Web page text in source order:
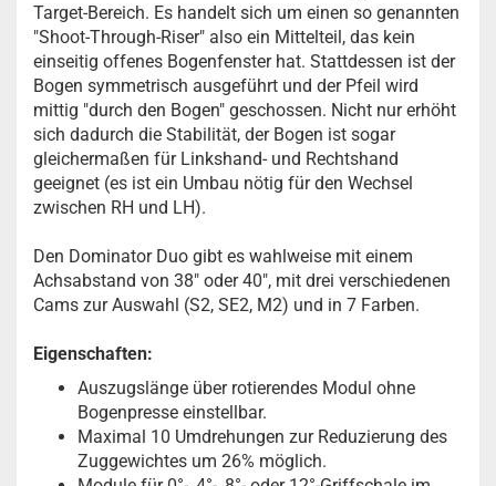
Target-Bereich. Es handelt sich um einen so genannten
"Shoot-Through-Riser" also ein Mittelteil, das kein
einseitig offenes Bogenfenster hat. Stattdessen ist der
Bogen symmetrisch ausgeführt und der Pfeil wird
mittig "durch den Bogen" geschossen. Nicht nur erhöht
sich dadurch die Stabilität, der Bogen ist sogar
gleichermaßen für Linkshand- und Rechtshand
geeignet (es ist ein Umbau nötig für den Wechsel
zwischen RH und LH).
Den Dominator Duo gibt es wahlweise mit einem
Achsabstand von 38" oder 40", mit drei verschiedenen
Cams zur Auswahl (S2, SE2, M2) und in 7 Farben.
Eigenschaften:
Auszugslänge über rotierendes Modul ohne
Bogenpresse einstellbar.
Maximal 10 Umdrehungen zur Reduzierung des
Zuggewichtes um 26% möglich.